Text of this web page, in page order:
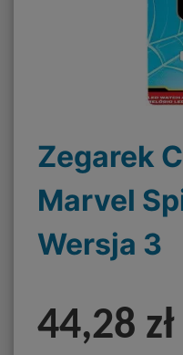
Zegarek
Marvel
Wersja 3
44,28 zł